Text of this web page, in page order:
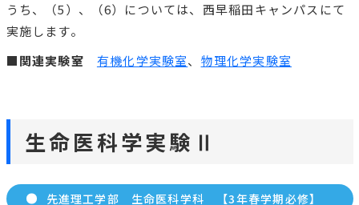
生命化学実験
実践的な生命化学実験を行うことにより、生命化学実験に
おける基礎知識、基本操作、および実験器具・装置の取り
（1）遺伝子操作実験、（2）タンパク質化学に関する実